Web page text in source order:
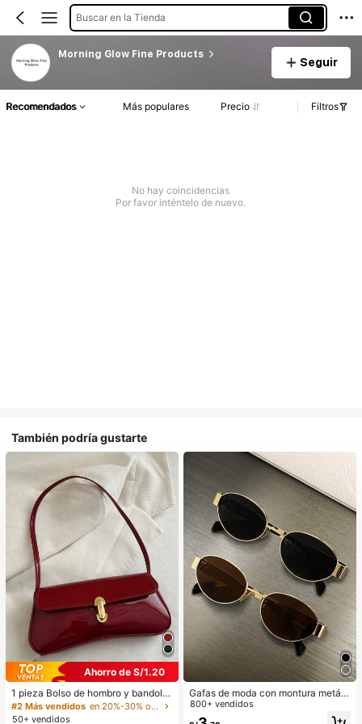
Buscar en la Tienda
Morning Glow Fine Products
Seguir
Recomendados Más populares Precio Filtros
No hay coincidencias
Por favor inténtelo de nuevo.
También podría gustarte
Ahorro de S/1.20
1 pieza Bolso de hombro y bandoler
a de cuero sintético aceitado retro
para mujer, adecuado para citas, sa
#2 Más vendidos
en 20%-30% off Bolsos de hombro para mujer
50+ vendidos
Gafas de moda con montura metáli
ca ovalada/poligonal (media montu
ra), adecuadas para uso diario y act
800+ vendidos